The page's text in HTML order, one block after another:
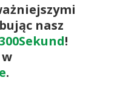
nasz
!
.